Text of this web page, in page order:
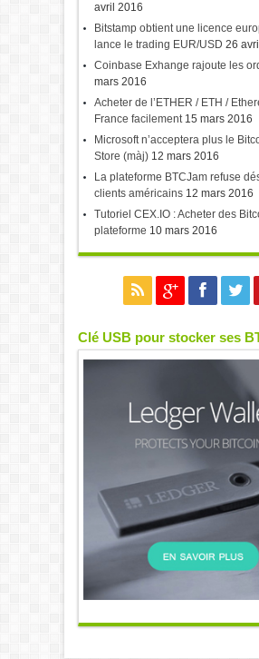
avril 2016
Bitstamp obtient une licence
lance le trading EUR/USD 26
Coinbase Exhange rajoute les
mars 2016
Acheter de l’ETHER / ETH /
France facilement 15 mars 2016
Microsoft n’acceptera plus le
Store (màj) 12 mars 2016
La plateforme BTCJam refuse
clients américains 12 mars 2016
Tutoriel CEX.IO : Acheter des
plateforme 10 mars 2016
Clé USB pour stocker ses